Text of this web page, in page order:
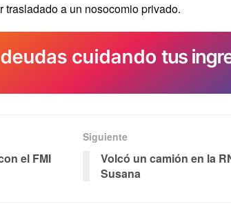
a un nosocomio privado.
el FMI
Siguiente
Volcó un camión en la
Susana